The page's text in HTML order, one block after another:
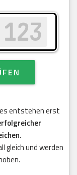
entstehen erst
.
gleich und werden